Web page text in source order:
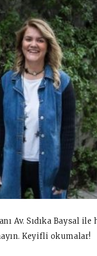
Av. Sıdıka Baysal
Keyifli okumalar!